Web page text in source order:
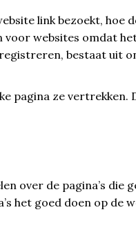
link bezoekt, hoe
voor websites omdat
bestaat uit
pagina ze vertrekken.
over de pagina’s die
het goed doen op de